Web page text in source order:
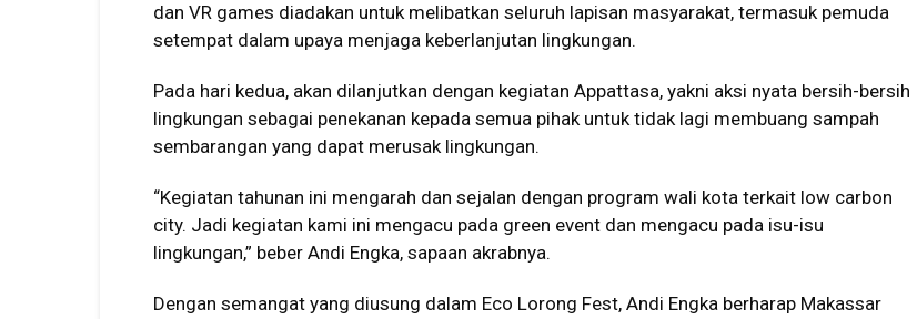
dan VR games diadakan untuk melibatkan seluruh lapisan masyarakat, termasuk pemuda
setempat dalam upaya menjaga keberlanjutan lingkungan.
Pada hari kedua, akan dilanjutkan dengan kegiatan Appattasa, yakni aksi nyata bersih-bersih
lingkungan sebagai penekanan kepada semua pihak untuk tidak lagi membuang sampah
sembarangan yang dapat merusak lingkungan.
“Kegiatan tahunan ini mengarah dan sejalan dengan program wali kota terkait low carbon
city. Jadi kegiatan kami ini mengacu pada green event dan mengacu pada isu-isu
lingkungan,” beber Andi Engka, sapaan akrabnya.
Dengan semangat yang diusung dalam Eco Lorong Fest, Andi Engka berharap Makassar